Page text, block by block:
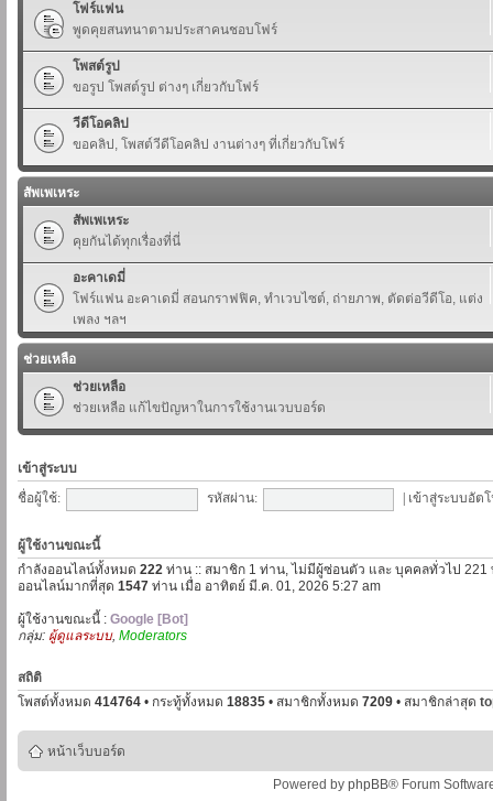
โฟร์แฟน
พูดคุยสนทนาตามประสาคนชอบโฟร์
โพสต์รูป
ขอรูป โพสต์รูป ต่างๆ เกี่ยวกับโฟร์
วีดีโอคลิป
ขอคลิป, โพสต์วีดีโอคลิป งานต่างๆ ที่เกี่ยวกับโฟร์
สัพเพเหระ
สัพเพเหระ
คุยกันได้ทุกเรื่องที่นี่
อะคาเดมี่
โฟร์แฟน อะคาเดมี่ สอนกราฟฟิค, ทำเวบไซต์, ถ่ายภาพ, ตัดต่อวีดีโอ, แต่ง
เพลง ฯลฯ
ช่วยเหลือ
ช่วยเหลือ
ช่วยเหลือ แก้ไขปัญหาในการใช้งานเวบบอร์ด
เข้าสู่ระบบ
ชื่อผู้ใช้:
รหัสผ่าน: เข้าสู่ระบบอัต
ผู้ใช้งานขณะนี้
กำลังออนไลน์ทั้งหมด 222 ท่าน :: สมาชิก 1 ท่าน, ไม่มีผู้ซ่อนตัว และ บุคคลทั่วไป
ออนไลน์มากที่สุด 1547 ท่าน เมื่อ อาทิตย์ มี.ค. 01, 2026 5:27 am
ผู้ใช้งานขณะนี้ : Google [Bot]
กลุ่ม: ผู้ดูแลระบบ, Moderators
สถิติ
โพสต์ทั้งหมด 414764 • กระทู้ทั้งหมด 18835 • สมาชิกทั้งหมด 7209 • สมาชิกล่าสุด
หน้าเว็บบอร์ด
Powered by phpBB® Forum